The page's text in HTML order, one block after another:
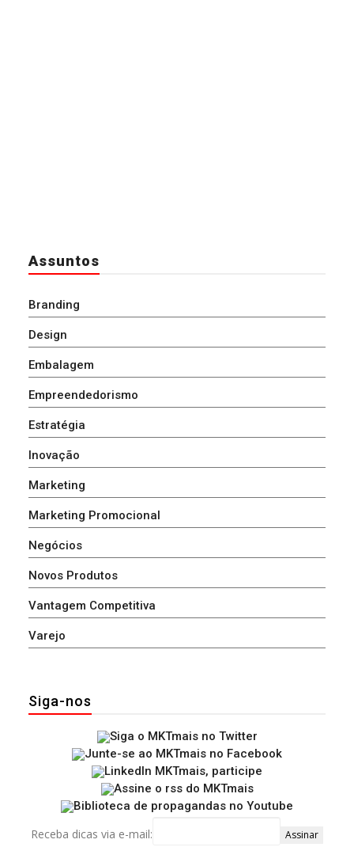
Assuntos
Branding
Design
Embalagem
Empreendedorismo
Estratégia
Inovação
Marketing
Marketing Promocional
Negócios
Novos Produtos
Vantagem Competitiva
Varejo
Siga-nos
Receba dicas via e-mail: